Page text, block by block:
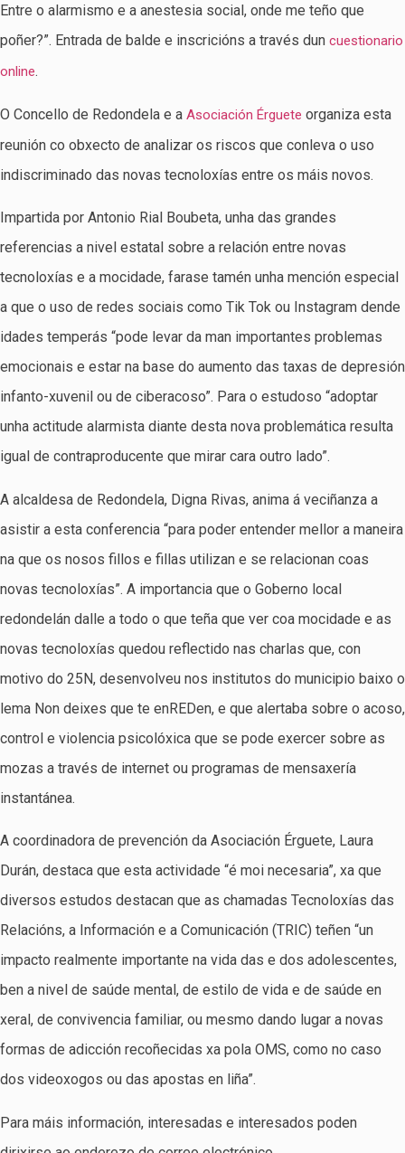
Entre o alarmismo e a anestesia social, onde me teño que
poñer?”. Entrada de balde e inscricións a través dun cuestionario
online.
O Concello de Redondela e a Asociación Érguete organiza esta
reunión co obxecto de analizar os riscos que conleva o uso
indiscriminado das novas tecnoloxías entre os máis novos.
Impartida por Antonio Rial Boubeta, unha das grandes
referencias a nivel estatal sobre a relación entre novas
tecnoloxías e a mocidade, farase tamén unha mención especial
a que o uso de redes sociais como Tik Tok ou Instagram dende
idades temperás “pode levar da man importantes problemas
emocionais e estar na base do aumento das taxas de depresión
infanto-xuvenil ou de ciberacoso”. Para o estudoso “adoptar
unha actitude alarmista diante desta nova problemática resulta
igual de contraproducente que mirar cara outro lado”.
A alcaldesa de Redondela, Digna Rivas, anima á veciñanza a
asistir a esta conferencia “para poder entender mellor a maneira
na que os nosos fillos e fillas utilizan e se relacionan coas
novas tecnoloxías”. A importancia que o Goberno local
redondelán dalle a todo o que teña que ver coa mocidade e as
novas tecnoloxías quedou reflectido nas charlas que, con
motivo do 25N, desenvolveu nos institutos do municipio baixo o
lema Non deixes que te enREDen, e que alertaba sobre o acoso,
control e violencia psicolóxica que se pode exercer sobre as
mozas a través de internet ou programas de mensaxería
instantánea.
A coordinadora de prevención da Asociación Érguete, Laura
Durán, destaca que esta actividade “é moi necesaria”, xa que
diversos estudos destacan que as chamadas Tecnoloxías das
Relacións, a Información e a Comunicación (TRIC) teñen “un
impacto realmente importante na vida das e dos adolescentes,
ben a nivel de saúde mental, de estilo de vida e de saúde en
xeral, de convivencia familiar, ou mesmo dando lugar a novas
formas de adicción recoñecidas xa pola OMS, como no caso
dos videoxogos ou das apostas en liña”.
Para máis información, interesadas e interesados poden